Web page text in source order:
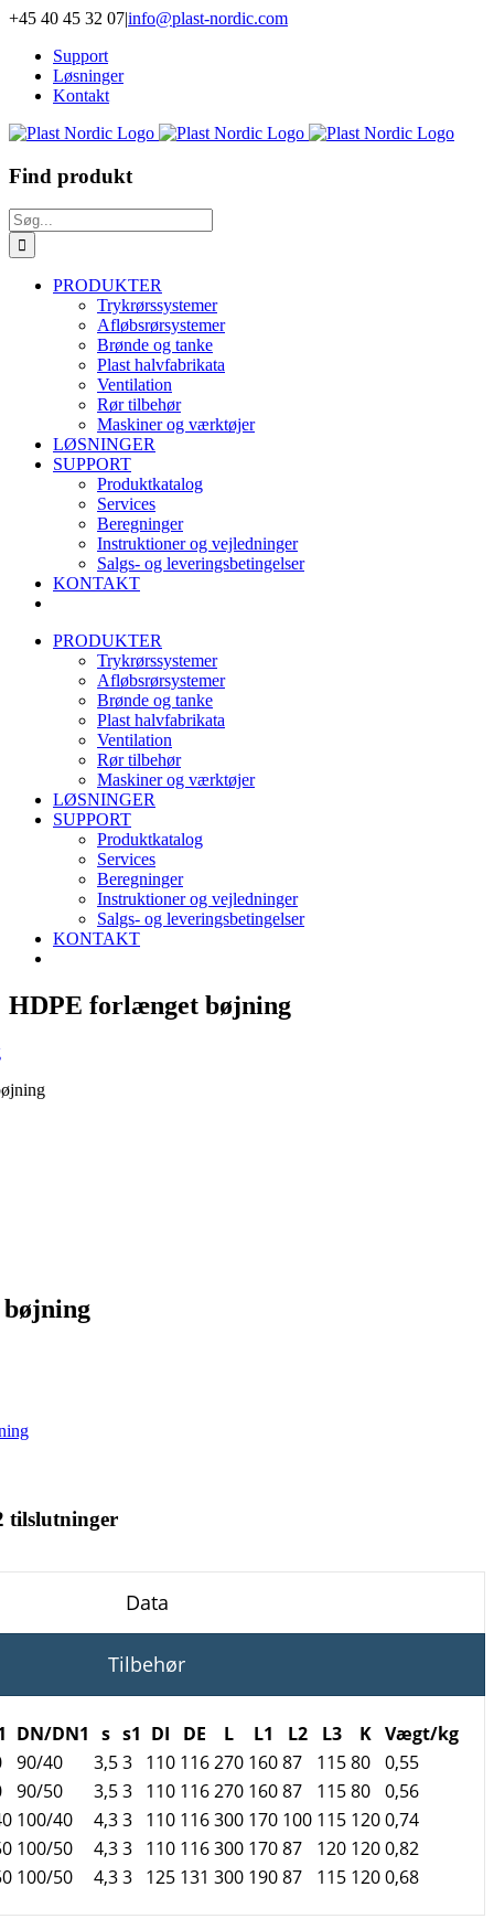
Skip
content
+45 40 45 32 07|info@plast-nordic.com
Support
Løsninger
Kontakt
Find produkt
Søg
efter:
PRODUKTER
Trykrørssystemer
Afløbsrørsystemer
Brønde og tanke
Plast halvfabrikata
Ventilation
Rør tilbehør
Maskiner og værktøjer
LØSNINGER
SUPPORT
Produktkatalog
Services
Beregninger
Instruktioner og vejledninger
Salgs- og leveringsbetingelser
KONTAKT
PRODUKTER
Trykrørssystemer
Afløbsrørsystemer
Brønde og tanke
Plast halvfabrikata
Ventilation
Rør tilbehør
Maskiner og værktøjer
LØSNINGER
SUPPORT
Produktkatalog
Services
Beregninger
Instruktioner og vejledninger
Salgs- og leveringsbetingelser
KONTAKT
HDPE forlænget bøjning
tilslutninger
Data
Tilbehør
DN/DN1 s s1 DI DE L L1 L2 L3 K Vægt/kg
90/40 3,53 110 116270 16087 11580 0,55
90/50 3,53 110 116270 16087 11580 0,56
100/40 4,33 110 116300 170 100 115 1200,74
100/50 4,33 110 116300 17087 120 1200,82
100/50 4,33 125 131 300 19087 115 1200,68